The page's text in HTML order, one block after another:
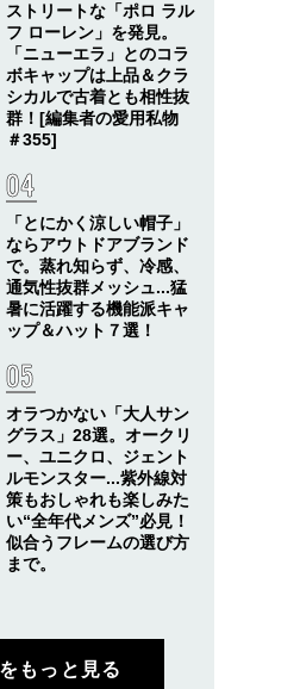
ストリートな「ポロ ラル
フ ローレン」を発見。
「ニューエラ」とのコラ
ボキャップは上品＆クラ
シカルで古着とも相性抜
群！[編集者の愛用私物
＃355]
「とにかく涼しい帽子」
ならアウトドアブランド
で。蒸れ知らず、冷感、
通気性抜群メッシュ...猛
暑に活躍する機能派キャ
ップ＆ハット７選！
オラつかない「大人サン
グラス」28選。オークリ
ー、ユニクロ、ジェント
ルモンスター...紫外線対
策もおしゃれも楽しみた
い“全年代メンズ”必見！
似合うフレームの選び方
まで。
もっと見る